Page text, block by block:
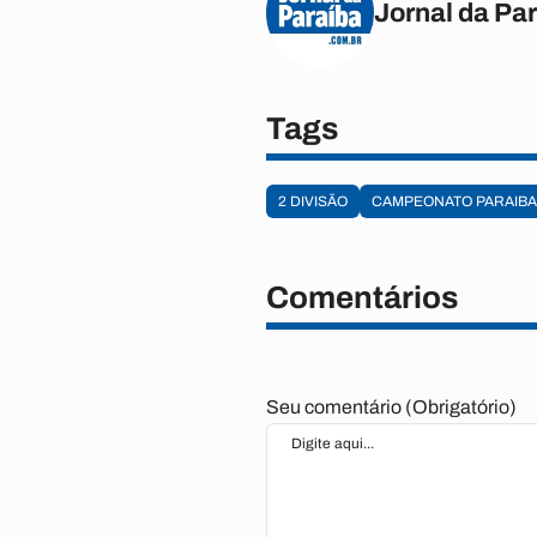
Jornal da
Tags
2 DIVISÃO CAMPEONATO
Comentários
Seu comentário (Obrigatório)